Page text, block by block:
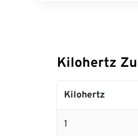
Kilohertz
Kilohertz
1